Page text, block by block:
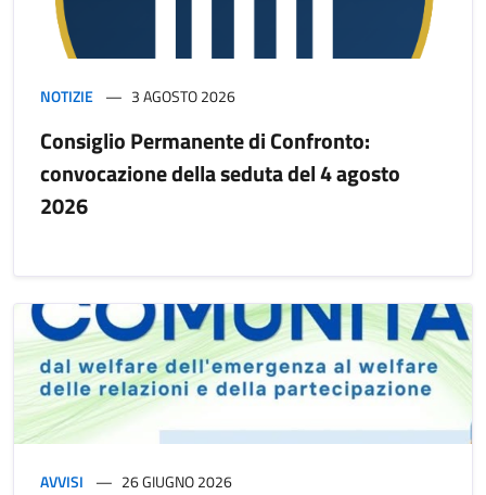
NOTIZIE 3 AGOSTO 2026
Consiglio Permanente di Confronto:
convocazione della seduta del 4 agosto
2026
AVVISI 26 GIUGNO 2026